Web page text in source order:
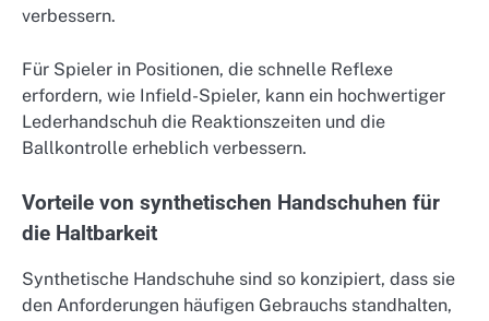
verbessern.
Für Spieler in Positionen, die schnelle Reflexe
erfordern, wie Infield-Spieler, kann ein hochwertiger
Lederhandschuh die Reaktionszeiten und die
Ballkontrolle erheblich verbessern.
Vorteile von synthetischen Handschuhen für
die Haltbarkeit
Synthetische Handschuhe sind so konzipiert, dass sie
den Anforderungen häufigen Gebrauchs standhalten,